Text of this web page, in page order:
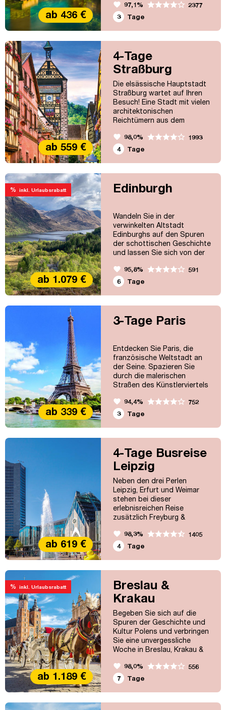
für Menschenrechte und des
Europäischen Parlaments.
Eine Stadt mit vielen
architektonischen
Reichtümern aus dem
Mittelalter – schöne alte
Fachwerkhäuser wie im
malerischen Viertel „Petite
Kathedrale, enge Gassen…!...
ab 436 €
favorite 97,1%
2377
3
Tage
4-Tage
Straßburg
Die elsässische Hauptstadt
Straßburg wartet auf Ihren
Besuch! Eine Stadt mit vielen
architektonischen
Reichtümern aus dem
Fachwerkhäuser wie im
malerischen Viertel „Petite
France", die berühmte
Kathedrale, enge Gassen…!
ab 559 €
favorite 98,0%
1993
4
Tage
% inkl. Urlaubsrabatt Edinburgh
Wandeln Sie in der
verwinkelten Altstadt
Edinburghs auf den Spuren
der schottischen Geschichte
und lassen Sie sich von der
der schottischen Highlands
gefangen nehmen.
ab 1.079 €
favorite 95,8%
591
6
Tage
3-Tage Paris
Entdecken Sie Paris, die
französische Weltstadt an
der Seine. Spazieren Sie
durch die malerischen
Straßen des Künstlerviertels
unternehmen Sie einen
Einkaufsbummel auf der
Avenue Montagne oder der
bekannten Rue du Faubourg
St. Honoré. Paris hat
außerdem viele Museen von
Weltruhm zu bieten und auch
nachts sind die Möglichkeiten
Vergnügen...
ab 339 €
favorite 94,4%
752
3
Tage
4-Tage Busreise
Leipzig
Neben den drei Perlen
Leipzig, Erfurt und Weimar
stehen bei dieser
erlebnisreichen Reise
zusätzlich Freyburg &
ab 619 €
favorite 98,3%
1405
4
Tage
% inkl. Urlaubsrabatt
Breslau &
Krakau
Begeben Sie sich auf die
Spuren der Geschichte und
Kultur Polens und verbringen
Sie eine unvergessliche
Woche in Breslau, Krakau &
ab 1.189 €
favorite 98,0%
556
7
Tage